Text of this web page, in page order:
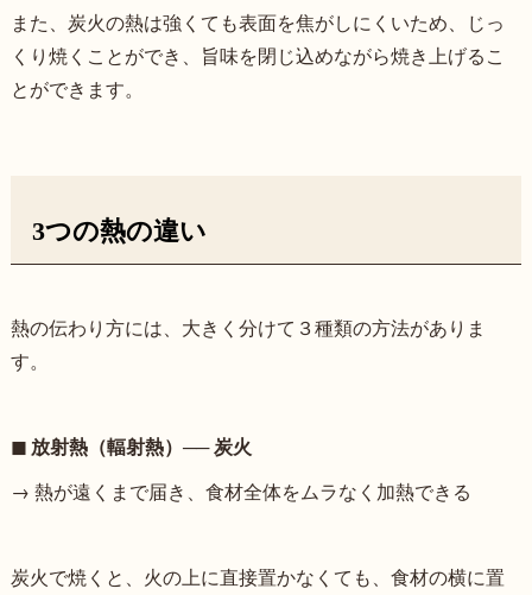
また、炭火の熱は強くても表面を焦がしにくいため、じっ
くり焼くことができ、旨味を閉じ込めながら焼き上げるこ
とができます。
3つの熱の違い
熱の伝わり方には、大きく分けて３種類の方法がありま
す。
◼︎ 放射熱（輻射熱）── 炭火
→ 熱が遠くまで届き、食材全体をムラなく加熱できる
炭火で焼くと、火の上に直接置かなくても、食材の横に置